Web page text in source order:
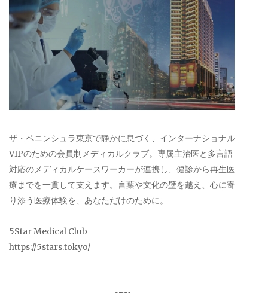
ザ・ペニンシュラ東京で静かに息づく、インターナショナル
VIPのための会員制メディカルクラブ。専属主治医と多言語
対応のメディカルケースワーカーが連携し、健診から再生医
療までを一貫して支えます。言葉や文化の壁を越え、心に寄
り添う医療体験を、あなただけのために。
5Star Medical Club
https://5stars.tokyo/